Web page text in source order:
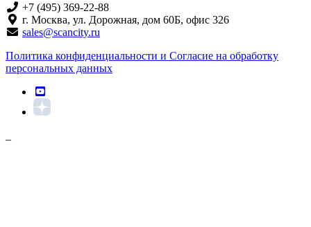
+7 (495) 369-22-88
г. Москва, ул. Дорожная, дом 60Б, офис 326
sales@scancity.ru
Политика конфиденциальности и Согласие на обработку
персональных данных